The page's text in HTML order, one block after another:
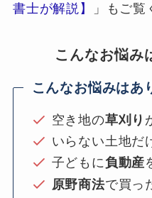
書士が解説】
」もご覧
こんなお悩み
こんなお悩みはあ
空き地の草刈り
いらない土地だ
子どもに負動産
原野商法で買っ